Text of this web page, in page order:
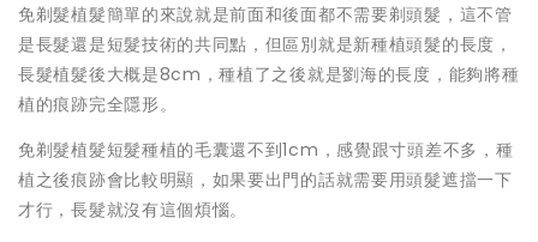
免剃髮植髮簡單的來說就是前面和後面都不需要剃頭髮，這不管
是長髮還是短髮技術的共同點，但區別就是新種植頭髮的長度，
長髮植髮後大概是8cm，種植了之後就是劉海的長度，能夠將種
植的痕跡完全隱形。
免剃髮植髮短髮種植的毛囊還不到1cm，感覺跟寸頭差不多，種
植之後痕跡會比較明顯，如果要出門的話就需要用頭髮遮擋一下
才行，長髮就沒有這個煩惱。